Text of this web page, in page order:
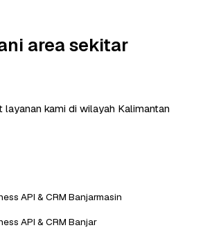
area sekitar
layanan kami di wilayah Kalimantan
API & CRM Banjarmasin
API & CRM Banjar